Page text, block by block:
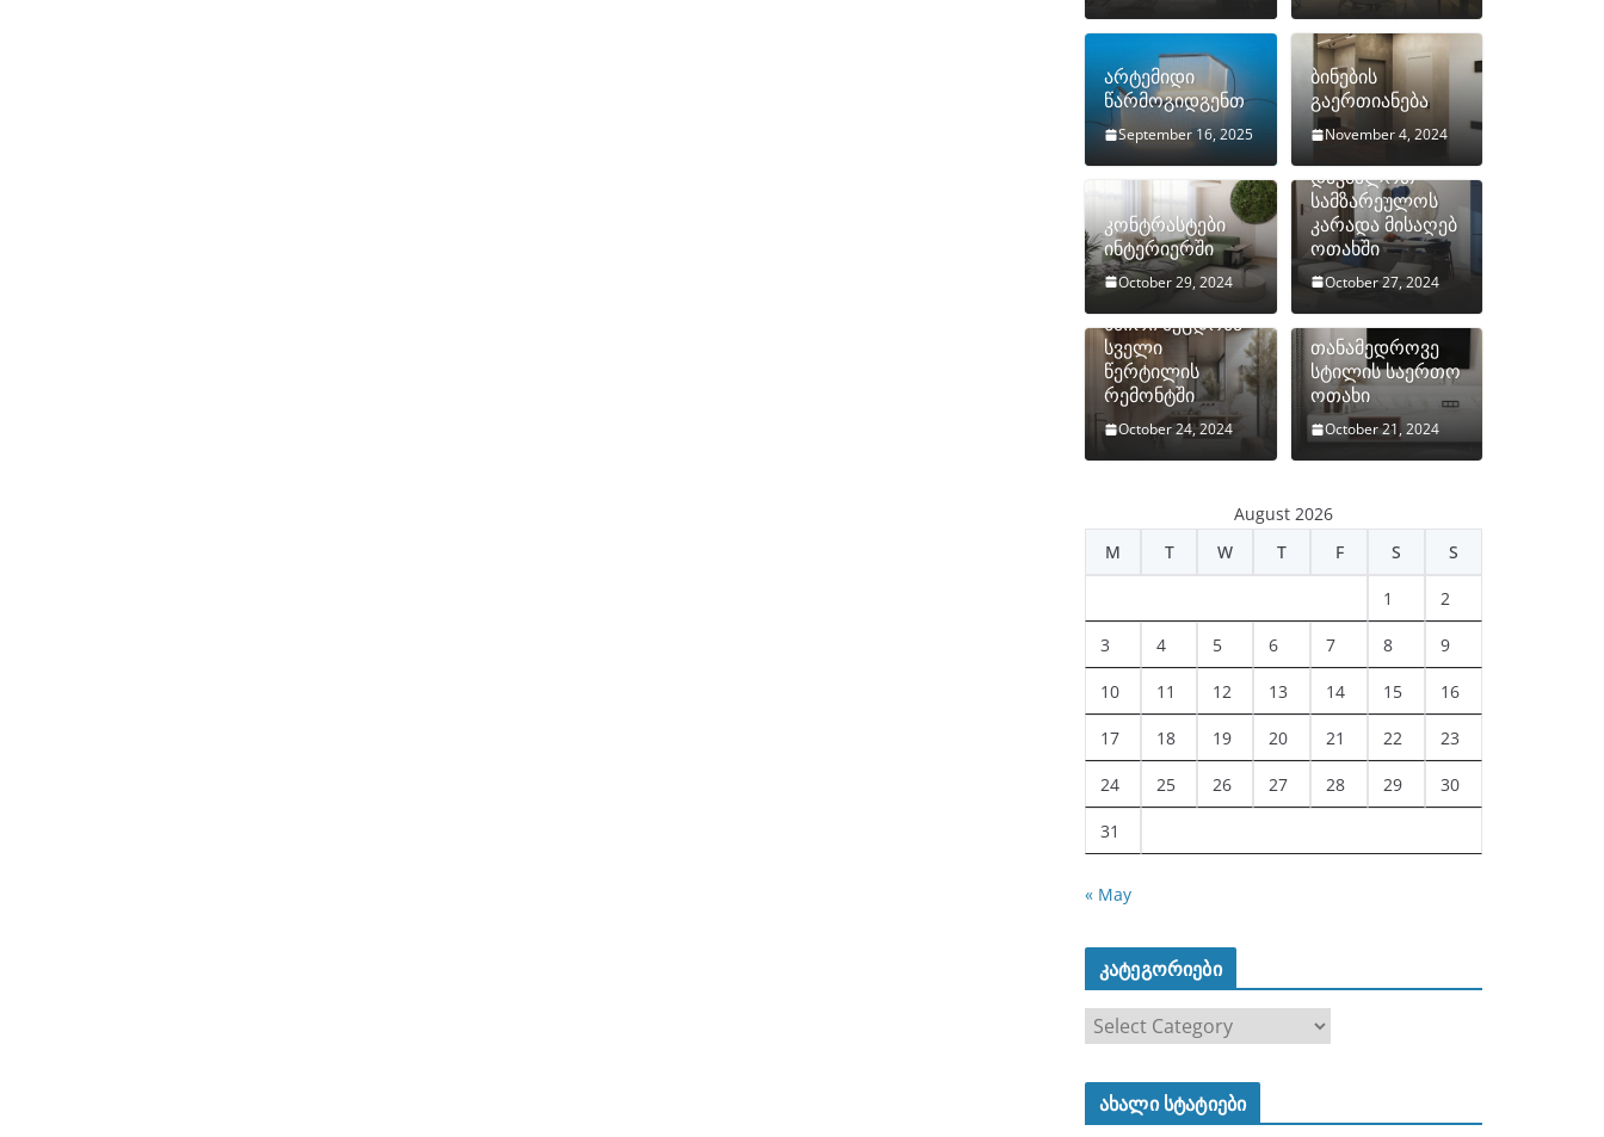
არტემიდი
წარმოგიდგენთ
September 16, 2025
ბინების
გაერთიანება
November 4, 2024
კონტრასტები
ინტერიერში
October 29, 2024
როგორ
დავმალოთ
სამზარეულოს
კარადა მისაღებ
ოთახში
October 27, 2024
ხშირი შეცდომა
სველი
წერტილის
რემონტში
October 24, 2024
თანამედროვე
სტილის საერთო
ოთახი
October 21, 2024
August 2026
M
T W T F S S
1 2
3 4 5 6 7 8 9
10 11 12 13 14 15 16
17 18 19 20 21 22 23
24 25 26 27 28 29 30
31
« May
კატეგორიები
ტ
ახალი სტატიები